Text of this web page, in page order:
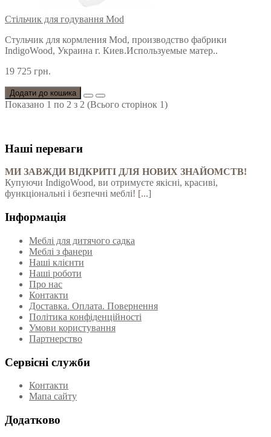
Стільчик для годування Mod
Стульчик для кормления Mod, производство фабрики
IndigoWood, Украина г. Киев.Используемые матер..
19 725 грн.
Додати до кошика
Показано 1 по 2 з 2 (Всього сторінок 1)
Наші переваги
МИ ЗАВЖДИ ВІДКРИТІ ДЛЯ НОВИХ ЗНАЙОМСТВ!
Купуючи IndigoWood, ви отримуєте якісні, красиві,
функціональні і безпечні меблі! [...]
Інформація
Меблі для дитячого садка
Меблі з фанери
Наші клієнти
Наші роботи
Про нас
Контакти
Доставка. Оплата. Повернення
Політика конфіденційності
Умови користування
Партнерство
Сервісні служби
Контакти
Мапа сайту
Додатково